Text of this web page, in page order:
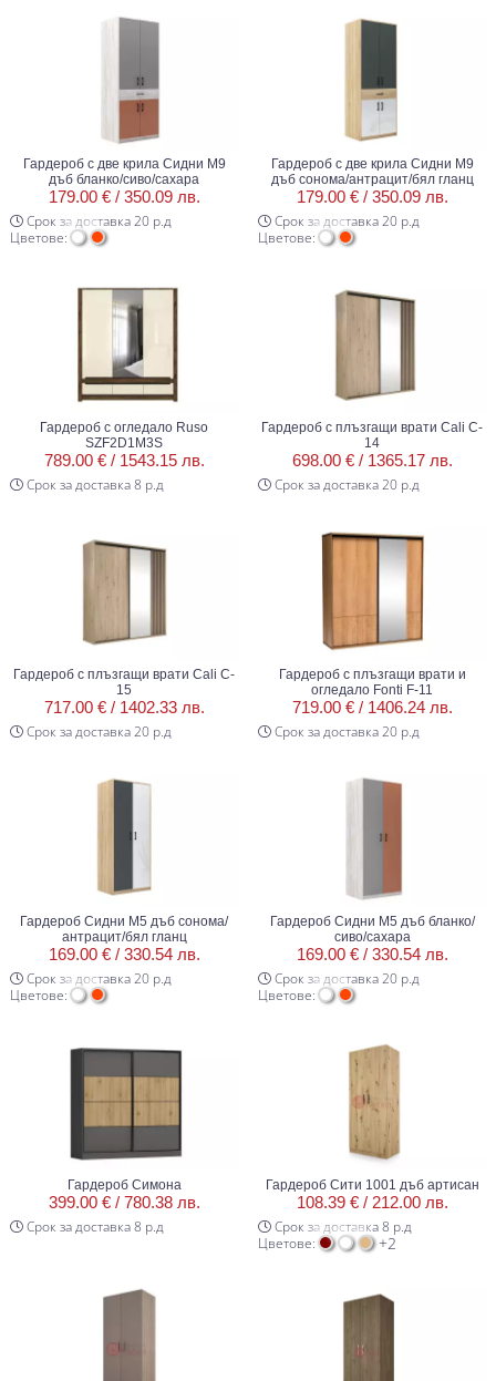
Гардероб с две крила Сидни М9
дъб бланко/сиво/сахара
179.00 € / 350.09 лв.
Срок за доставка 20 р.д
Цветове:
Гардероб с две крила Сидни М9
дъб сонома/антрацит/бял гланц
179.00 € / 350.09 лв.
Срок за доставка 20 р.д
Цветове:
Гардероб с огледало Ruso
SZF2D1M3S
789.00 € / 1543.15 лв.
Срок за доставка 8 р.д
Гардероб с плъзгащи врати Cali C-
14
698.00 € / 1365.17 лв.
Срок за доставка 20 р.д
Гардероб с плъзгащи врати Cali C-
15
717.00 € / 1402.33 лв.
Срок за доставка 20 р.д
Гардероб с плъзгащи врати и
огледало Fonti F-11
719.00 € / 1406.24 лв.
Срок за доставка 20 р.д
Гардероб Сидни М5 дъб сонома/
антрацит/бял гланц
169.00 € / 330.54 лв.
Срок за доставка 20 р.д
Цветове:
Гардероб Сидни М5 дъб бланко/
сиво/сахара
169.00 € / 330.54 лв.
Срок за доставка 20 р.д
Цветове:
Гардероб Симона
399.00 € / 780.38 лв.
Срок за доставка 8 р.д
Гардероб Сити 1001 дъб артисан
108.39 € / 212.00 лв.
Срок за доставка 8 р.д
Цветове:
+2